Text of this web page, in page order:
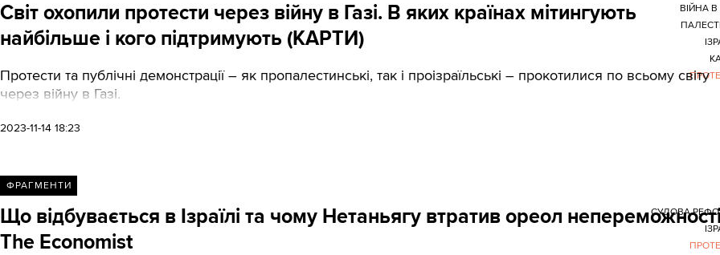
Світ охопили протести через війну в Газі. В яких країнах мітингують
найбільше і кого підтримують (КАРТИ)
Протести та публічні демонстрації – як пропалестинські, так і проізраїльські – прокотилися по всьому світу
через війну в Газі.
2023-11-14 18:23
ВІЙНА В
ФРАГМЕНТИ
Що відбувається в Ізраїлі та чому Нетаньягу втратив ореол
The Economist
СУДОВА